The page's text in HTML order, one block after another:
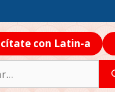
con Latin-a